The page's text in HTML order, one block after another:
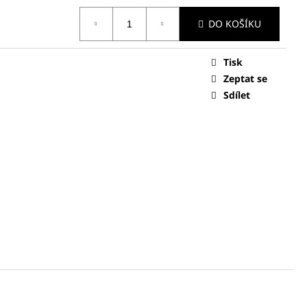
DO KOŠÍKU
Tisk
Zeptat se
Sdílet
DÁMSKÁ BUNDA